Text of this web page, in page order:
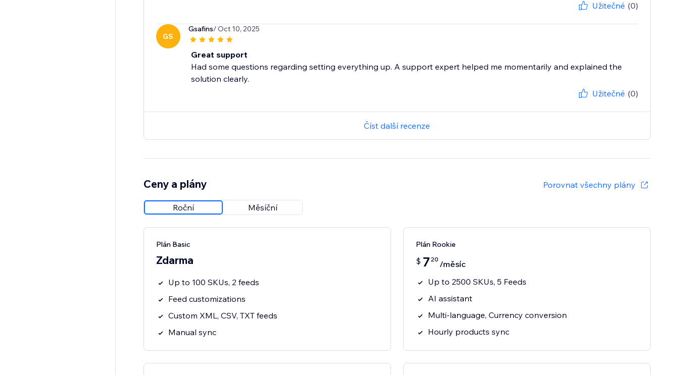
Užitečné (0)
GS
Gsafins/ Oct 10, 2025
Great support
Had some questions regarding setting everything up. A support expert helped me momentarily and explained the
solution clearly.
Užitečné (0)
Číst další recenze
Ceny a plány Porovnat všechny plány
Roční Měsíční
Plán Basic
Zdarma
Up to 100 SKUs, 2 feeds
Feed customizations
Custom XML, CSV, TXT feeds
Manual sync
Plán Rookie
$ 7 20 /měsíc
Up to 2500 SKUs, 5 Feeds
AI assistant
Multi-language, Currency conversion
Hourly products sync